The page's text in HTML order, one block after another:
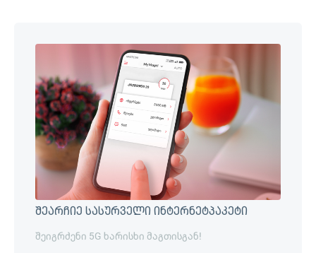
შეარჩიე სასურველი ინტერნეტპაკეტი
შეიგრძენი 5G ხარისხი მაგთისგან!